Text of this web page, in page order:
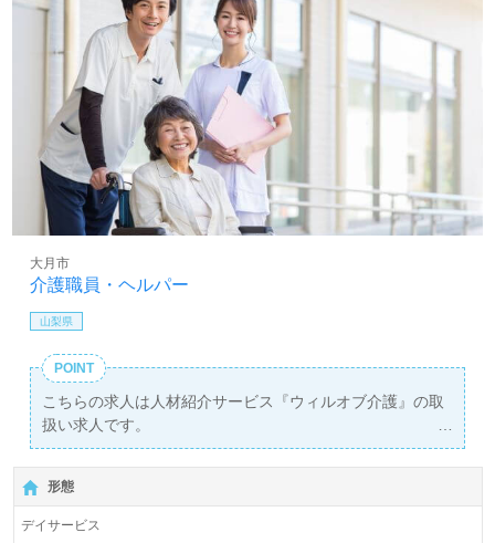
介護職員・ヘルパー
大月市
山梨県
POINT
こちらの求人は人材紹介サービス『ウィルオブ介護』の取
扱い求人です。
詳細に関してお気軽にご相談ください♪
【無料】で皆さんの転職活動をサポートいたします。
形態
デイサービス